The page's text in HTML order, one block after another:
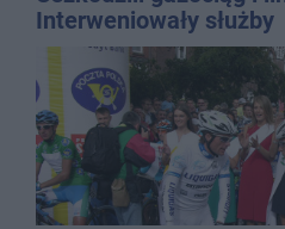
Interweniowały służby